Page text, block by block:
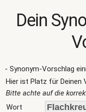
Dein
- Synonym-Vorschlag
Hier ist Platz für Deinen
Bitte achte auf die
Wort